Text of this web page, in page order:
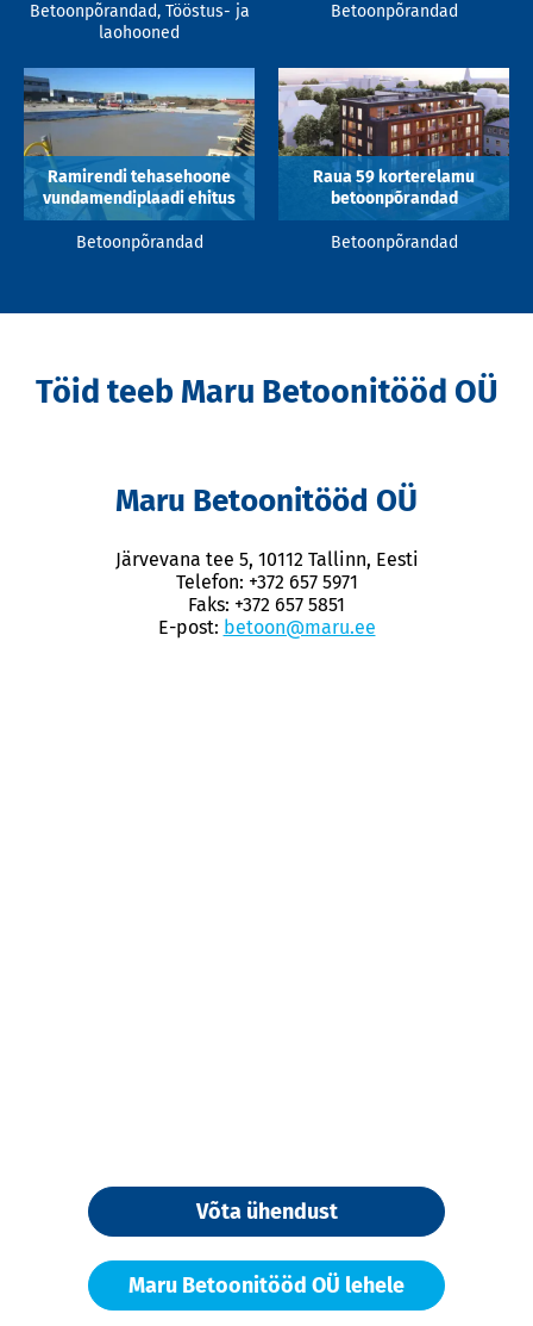
Betoonpõrandad, Tööstus- ja
laohooned
Betoonpõrandad
Ramirendi tehasehoone
vundamendiplaadi ehitus
Betoonpõrandad
Raua 59 korterelamu
betoonpõrandad
Betoonpõrandad
Töid teeb Maru Betoonitööd OÜ
Maru Betoonitööd OÜ
Järvevana tee 5, 10112 Tallinn, Eesti
Telefon: +372 657 5971
Faks: +372 657 5851
E-post: betoon@maru.ee
Võta ühendust
Maru Betoonitööd OÜ lehele